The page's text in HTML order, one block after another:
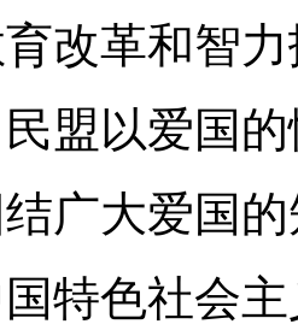
改革和智
盟以爱国
广大爱国
特色社会